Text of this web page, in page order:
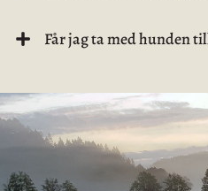
Får jag ta med hunden